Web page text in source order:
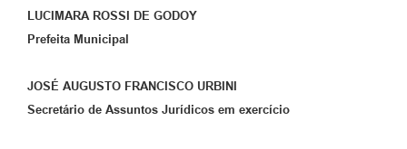
LUCIMARA ROSSI DE GODOY
Prefeita Municipal
JOSÉ AUGUSTO FRANCISCO URBINI
Secretário de Assuntos Jurídicos em exercício